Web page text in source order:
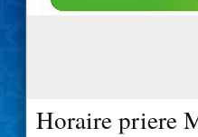
Horaire priere